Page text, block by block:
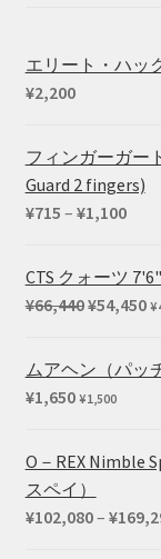
エリート・ハッ
¥2,200
フィンガーガー
Guard 2 fingers)
¥715 – ¥1,100価
帯:
¥715
CTS クォーツ
¥66,440元
で
し
た。
¥54,450 ¥
ムアヘン（パッ
¥1,650 ¥1,500
O－REX Nimble
スペイ）
¥102,080– ¥